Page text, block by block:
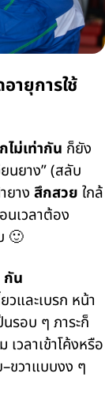
ายุการใช้
ไม่เท่ากัน ก็ยัง
นยาง” (สลับ
ยาง สึกสวย ใกล้
นเวลาต้อง
🙂
กัน
และเบรก หน้า
รอบ ๆ ภาระก็
วลาเข้าโค้งหรือ
ขวาแบบงง ๆ